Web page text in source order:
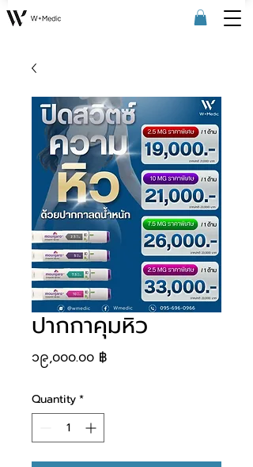
ปากกาคุมหิว
၁၉,၀၀၀.၀၀ ฿Price
Quantity*